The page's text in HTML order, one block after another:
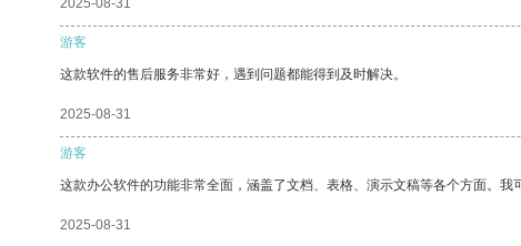
2025-08-31
游客
这款软件的售后服务非常好，遇到问题都能得到及时解决。
2025-08-31
游客
这款办公软件的功能非常全面，涵盖了文档、表格、演示文稿等各个方面。我
2025-08-31